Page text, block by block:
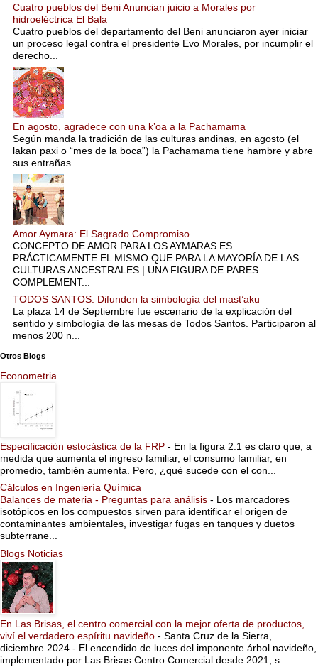
Cuatro pueblos del Beni Anuncian juicio a Morales por
hidroeléctrica El Bala
Cuatro pueblos del departamento del Beni anunciaron ayer iniciar
un proceso legal contra el presidente Evo Morales, por incumplir el
derecho...
En agosto, agradece con una k’oa a la Pachamama
Según manda la tradición de las culturas andinas, en agosto (el
lakan paxi o “mes de la boca”) la Pachamama tiene hambre y abre
sus entrañas...
Amor Aymara: El Sagrado Compromiso
CONCEPTO DE AMOR PARA LOS AYMARAS ES
PRÁCTICAMENTE EL MISMO QUE PARA LA MAYORÍA DE LAS
CULTURAS ANCESTRALES | UNA FIGURA DE PARES
COMPLEMENT...
TODOS SANTOS. Difunden la simbología del mast’aku
La plaza 14 de Septiembre fue escenario de la explicación del
sentido y simbología de las mesas de Todos Santos. Participaron al
menos 200 n...
Otros Blogs
Econometria
Especificación estocástica de la FRP - En la figura 2.1 es claro que, a
medida que aumenta el ingreso familiar, el consumo familiar, en
promedio, también aumenta. Pero, ¿qué sucede con el con...
Cálculos en Ingeniería Química
Balances de materia - Preguntas para análisis - Los marcadores
isotópicos en los compuestos sirven para identificar el origen de
contaminantes ambientales, investigar fugas en tanques y duetos
subterrane...
Blogs Noticias
En Las Brisas, el centro comercial con la mejor oferta de productos,
viví el verdadero espíritu navideño - Santa Cruz de la Sierra,
diciembre 2024.- El encendido de luces del imponente árbol navideño,
implementado por Las Brisas Centro Comercial desde 2021, s...